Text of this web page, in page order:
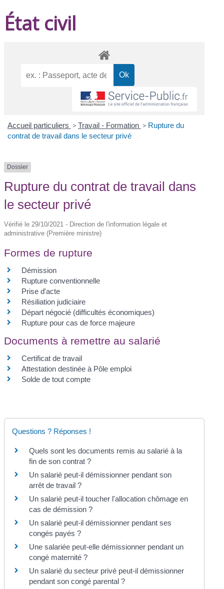
État civil
Accueil particuliers > Travail - Formation > Rupture du
contrat de travail dans le secteur privé
Dossier
Rupture du contrat de travail dans
le secteur privé
Vérifié le 29/10/2021 - Direction de l'information légale et
administrative (Première ministre)
Formes de rupture
Démission
Rupture conventionnelle
Prise d'acte
Résiliation judiciaire
Départ négocié (difficultés économiques)
Rupture pour cas de force majeure
Documents à remettre au salarié
Certificat de travail
Attestation destinée à Pôle emploi
Solde de tout compte
Questions ? Réponses !
Quels sont les documents remis au salarié à la
fin de son contrat ?
Un salarié peut-il démissionner pendant son
arrêt de travail ?
Un salarié peut-il toucher l'allocation chômage en
cas de démission ?
Un salarié peut-il démissionner pendant ses
congés payés ?
Une salariée peut-elle démissionner pendant un
congé maternité ?
Un salarié du secteur privé peut-il démissionner
pendant son congé parental ?